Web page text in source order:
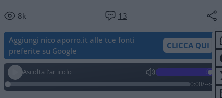
8k 13
Aggiungi nicolaporro.it alle tue fonti
preferite su Google
CLICCA QUI
Ascolta l'articolo
0:00/--:--